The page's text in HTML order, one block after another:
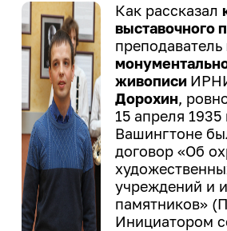
Кампус
Образовательная
Правовое обеспечение
Пресс-служба
Режим и безопасность
Спорт
Финансово-
деятельность
еще...
Спорт
Базы отдыха
Спортивные сооружения
Спортивный клуб
Карьера и
трудоустройство
Центр образовательных
программ магистратуры
аспирантуры
Личный кабинет
Медицинский осмотр
Медицинский кабинет
Служба охраны труда
Закон Иркутской
Как рассказал
выставочного
преподаватель
живописи
Дорохин,
15 апреля 1935
Вашингтоне
договор «Об
учреждений и
памятников»
Инициатором